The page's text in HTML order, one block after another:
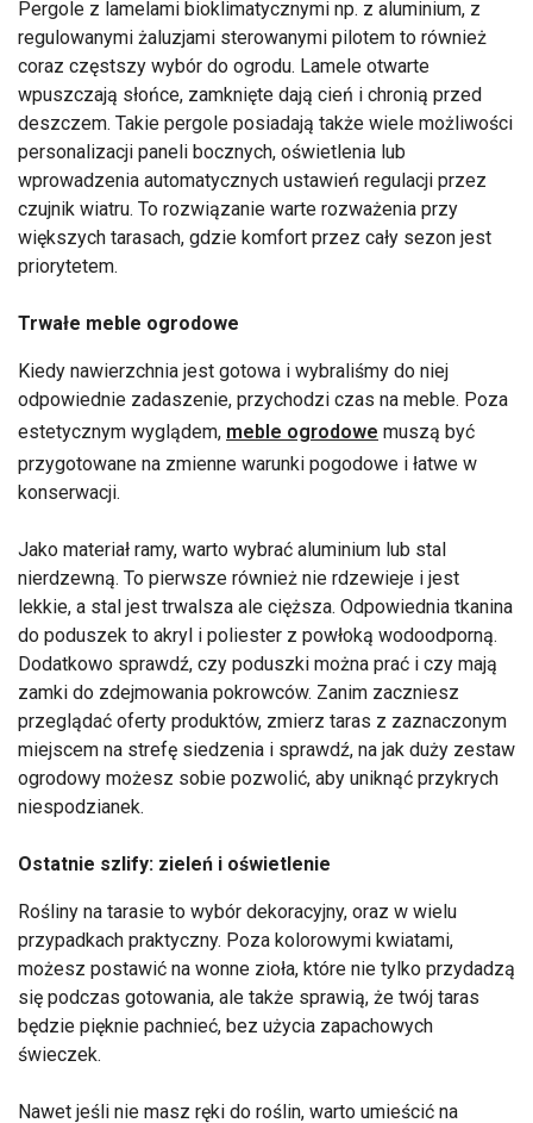
Pergole z lamelami bioklimatycznymi np. z aluminium, z
regulowanymi żaluzjami sterowanymi pilotem to również
coraz częstszy wybór do ogrodu. Lamele otwarte
wpuszczają słońce, zamknięte dają cień i chronią przed
deszczem. Takie pergole posiadają także wiele możliwości
personalizacji paneli bocznych, oświetlenia lub
wprowadzenia automatycznych ustawień regulacji przez
czujnik wiatru. To rozwiązanie warte rozważenia przy
większych tarasach, gdzie komfort przez cały sezon jest
priorytetem.
Trwałe meble ogrodowe
Kiedy nawierzchnia jest gotowa i wybraliśmy do niej
odpowiednie zadaszenie, przychodzi czas na meble. Poza
estetycznym wyglądem, meble ogrodowe muszą być
przygotowane na zmienne warunki pogodowe i łatwe w
konserwacji.
Jako materiał ramy, warto wybrać aluminium lub stal
nierdzewną. To pierwsze również nie rdzewieje i jest
lekkie, a stal jest trwalsza ale cięższa. Odpowiednia tkanina
do poduszek to akryl i poliester z powłoką wodoodporną.
Dodatkowo sprawdź, czy poduszki można prać i czy mają
zamki do zdejmowania pokrowców. Zanim zaczniesz
przeglądać oferty produktów, zmierz taras z zaznaczonym
miejscem na strefę siedzenia i sprawdź, na jak duży zestaw
ogrodowy możesz sobie pozwolić, aby uniknąć przykrych
niespodzianek.
Ostatnie szlify: zieleń i oświetlenie
Rośliny na tarasie to wybór dekoracyjny, oraz w wielu
przypadkach praktyczny. Poza kolorowymi kwiatami,
możesz postawić na wonne zioła, które nie tylko przydadzą
się podczas gotowania, ale także sprawią, że twój taras
będzie pięknie pachnieć, bez użycia zapachowych
świeczek.
Nawet jeśli nie masz ręki do roślin, warto umieścić na